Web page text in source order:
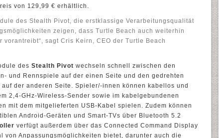
von 129,99 € erhältlich.
des Stealth Pivot, die erstklassige Verarbeitungsqualität
zeigen, dass Turtle Beach auch weiterhin
vorantreibt“, sagt Cris Keirn, CEO der Turtle Beach
des Stealth Pivot wechseln schnell zwischen den
und Rennspiele auf der einen Seite und den gedrehten
der anderen Seite. Spieler/-innen können kabellos und
2,4-GHz-Wireless-Sender sowie im kabelgebundenen
mit dem mitgelieferten USB-Kabel spielen. Zudem können
Android-Geräten und Smart-TVs über Bluetooth 5.2
verfügt außerdem über das Connected Command Display
von Anpassungsmöglichkeiten bietet, darunter auch die